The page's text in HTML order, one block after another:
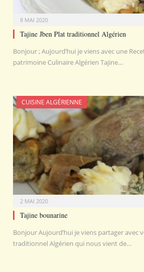
8 MAI 2020
Tajine Jben Plat traditionnel Algérien
Bonjour ; Aujourd’hui je viens avec une
patrimoine Culinaire Algérien Tajine…
CUISINE ALGÉRIENNE
2 MAI 2020
Tajine bounarine
Bonjour Aujourd’hui je viens partager avec
traditionnel Algérien qui nous vient de…